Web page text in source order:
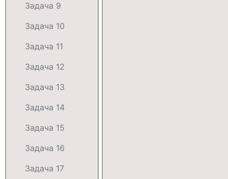
Задача 9
Задача 10
Задача 11
Задача 12
Задача 13
Задача 14
Задача 15
Задача 16
Задача 17